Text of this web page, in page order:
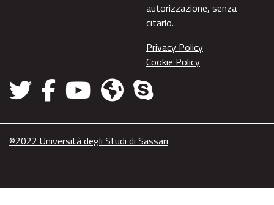
autorizzazione, senza
citarlo.
Privacy Policy
Cookie Policy
©2022 Università degli Studi di Sassari